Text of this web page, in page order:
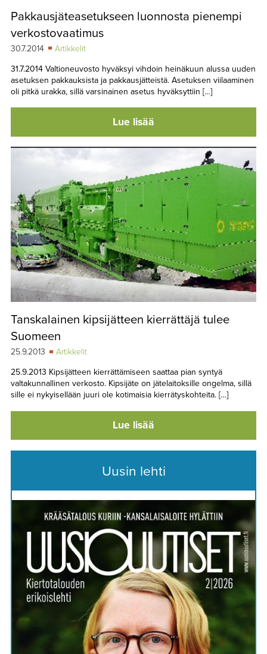
Pakkausjäteasetukseen luonnosta pienempi
verkostovaatimus
30.7.2014
Artikkelit
31.7.2014 Valtioneuvosto hyväksyi vihdoin heinäkuun alussa uuden
asetuksen pakkauksista ja pakkausjätteistä. Asetuksen viilaaminen
oli pitkä urakka, sillä varsinainen asetus hyväksyttiin […]
Lue lisää
Tanskalainen kipsijätteen kierrättäjä tulee
Suomeen
25.9.2013
Artikkelit
25.9.2013 Kipsijätteen kierrättämiseen saattaa pian syntyä
valtakunnallinen verkosto. Kipsijäte on jätelaitoksille ongelma, sillä
sille ei nykyisellään juuri ole kotimaisia kierrätyskohteita. […]
Lue lisää
Uusin lehti